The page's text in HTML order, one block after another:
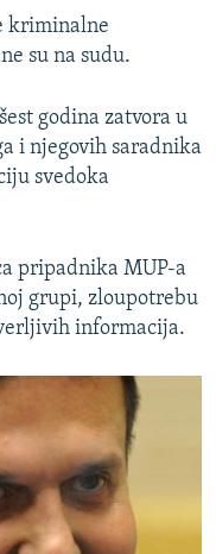
kriminalne
su na sudu.
godina zatvora u
i njegovih saradnika
svedoka
pripadnika MUP-a
grupi, zloupotrebu
informacija.